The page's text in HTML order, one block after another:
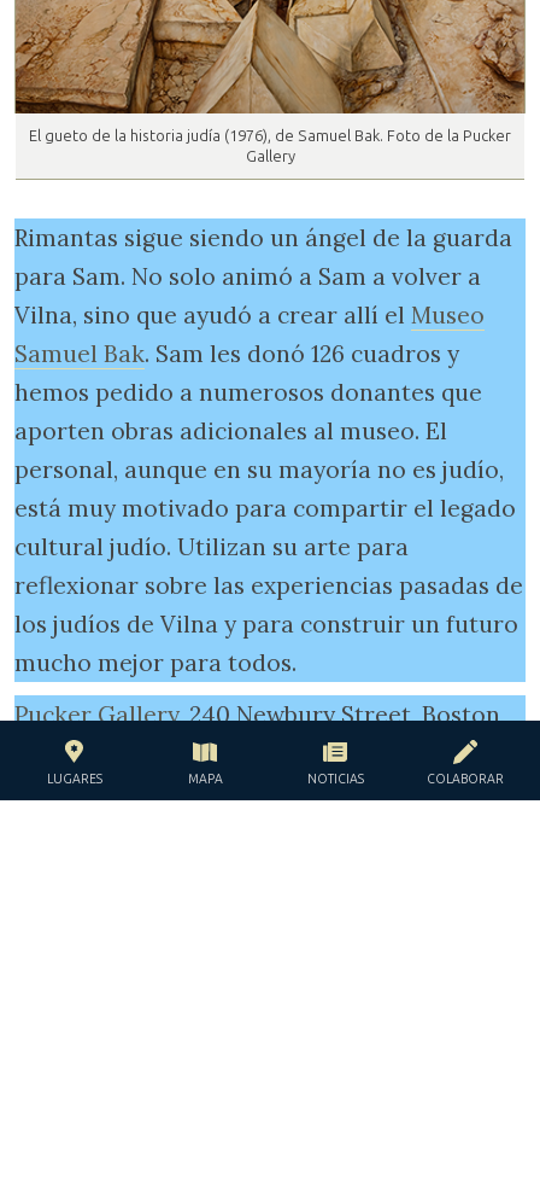
El gueto de la historia judía (1976), de Samuel Bak. Foto de la Pucker
Gallery
Rimantas sigue siendo un ángel de la guarda
para Sam. No solo animó a Sam a volver a
Vilna, sino que ayudó a crear allí el Museo
Samuel Bak. Sam les donó 126 cuadros y
hemos pedido a numerosos donantes que
aporten obras adicionales al museo. El
personal, aunque en su mayoría no es judío,
está muy motivado para compartir el legado
cultural judío. Utilizan su arte para
reflexionar sobre las experiencias pasadas de
los judíos de Vilna y para construir un futuro
mucho mejor para todos.
Pucker Gallery, 240 Newbury Street, Boston,
Massachusetts 02116
Tel.: +1 617 267 9473
LUGARES MAPA NOTICIAS COLABORAR